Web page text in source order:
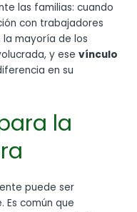
las familias: cuando
con trabajadores
la mayoría de los
y esevínculo
en su
la
puede ser
común que